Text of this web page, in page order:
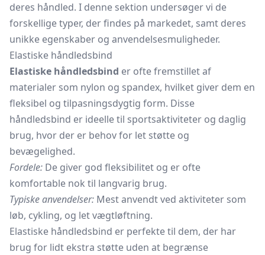
deres håndled. I denne sektion undersøger vi de
forskellige typer, der findes på markedet, samt deres
unikke egenskaber og anvendelsesmuligheder.
Elastiske håndledsbind
Elastiske håndledsbind er ofte fremstillet af
materialer som nylon og spandex, hvilket giver dem en
fleksibel og tilpasningsdygtig form. Disse
håndledsbind er ideelle til sportsaktiviteter og daglig
brug, hvor der er behov for let støtte og
bevægelighed.
Fordele: De giver god fleksibilitet og er ofte
komfortable nok til langvarig brug.
Typiske anvendelser: Mest anvendt ved aktiviteter som
løb, cykling, og let vægtløftning.
Elastiske håndledsbind er perfekte til dem, der har
brug for lidt ekstra støtte uden at begrænse